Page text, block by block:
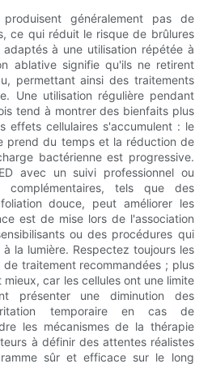
généralement pas de
ce qui réduit le risque de brûlures
à une utilisation répétée à
ablative signifie qu'ils ne retirent
permettant ainsi des traitements
Une utilisation régulière pendant
tend à montrer des bienfaits plus
effets cellulaires s'accumulent : le
prend du temps et la réduction de
bactérienne est progressive.
avec un suivi professionnel ou
complémentaires, tels que des
douce, peut améliorer les
est de mise lors de l'association
ou des procédures qui
la lumière. Respectez toujours les
traitement recommandées ; plus
car les cellules ont une limite
présenter une diminution des
temporaire en cas de
les mécanismes de la thérapie
à définir des attentes réalistes
sûr et efficace sur le long